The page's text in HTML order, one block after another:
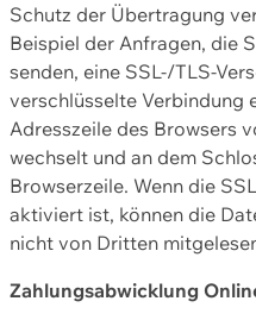
Schutz der Übertragung
Beispiel der Anfragen, die
senden, eine SSL-/TLS-
verschlüsselte Verbindung
Adresszeile des Browsers
wechselt und an dem
Browserzeile. Wenn die
aktiviert ist, können die
nicht von Dritten
Zahlungsabwicklung